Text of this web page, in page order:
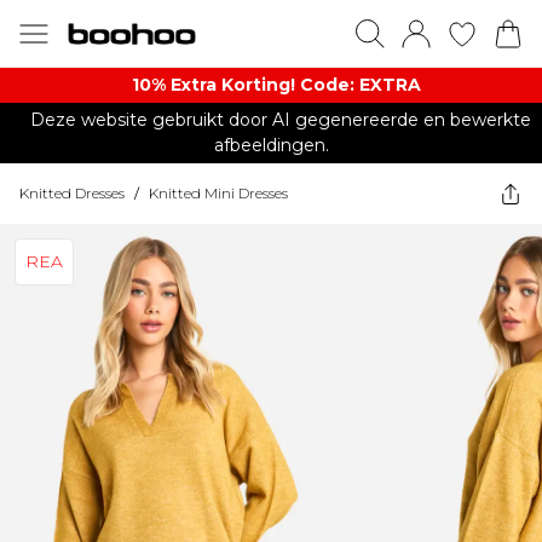
10% Extra Korting! Code: EXTRA​
Deze website gebruikt door AI gegenereerde en bewerkte
afbeeldingen.
Knitted Dresses / Knitted Mini Dresses
REA